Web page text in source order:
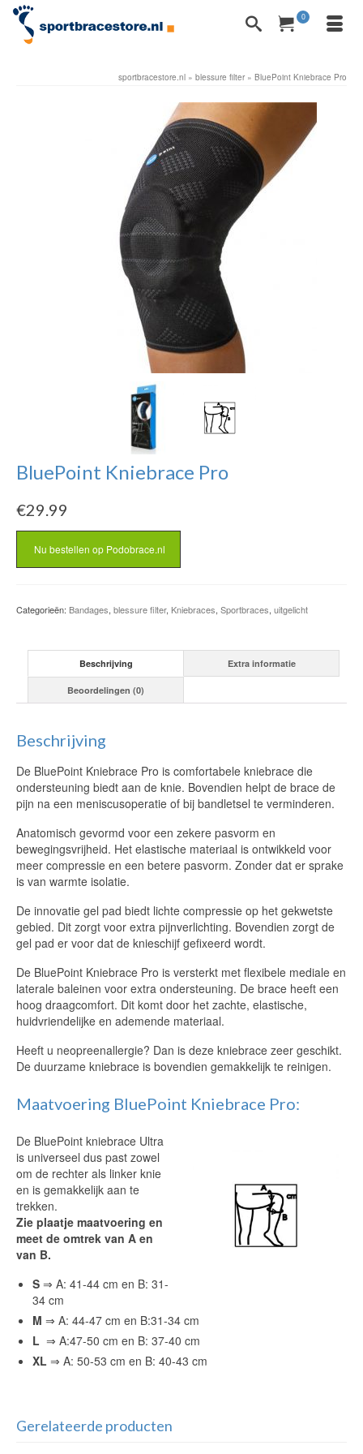
0
sportbracestore.nl » blessure filter » BluePoint Kniebrace Pro
BluePoint Kniebrace Pro
€29.99
Nu bestellen op Podobrace.nl
Categorieën: Bandages, blessure filter, Kniebraces, Sportbraces, uitgelicht
Beschrijving Extra informatie
Beoordelingen (0)
Beschrijving
De BluePoint Kniebrace Pro is comfortabele kniebrace die
ondersteuning biedt aan de knie. Bovendien helpt de brace de
pijn na een meniscusoperatie of bij bandletsel te verminderen.
Anatomisch gevormd voor een zekere pasvorm en
bewegingsvrijheid. Het elastische materiaal is ontwikkeld voor
meer compressie en een betere pasvorm. Zonder dat er sprake
is van warmte isolatie.
De innovatie gel pad biedt lichte compressie op het gekwetste
gebied. Dit zorgt voor extra pijnverlichting. Bovendien zorgt de
gel pad er voor dat de knieschijf gefixeerd wordt.
De BluePoint Kniebrace Pro is versterkt met flexibele mediale en
laterale baleinen voor extra ondersteuning. De brace heeft een
hoog draagcomfort. Dit komt door het zachte, elastische,
huidvriendelijke en ademende materiaal.
Heeft u neopreenallergie? Dan is deze kniebrace zeer geschikt.
De duurzame kniebrace is bovendien gemakkelijk te reinigen.
Maatvoering BluePoint Kniebrace Pro:
De BluePoint kniebrace Ultra
is universeel dus past zowel
om de rechter als linker knie
en is gemakkelijk aan te
trekken.
Zie plaatje maatvoering en
meet de omtrek van A en
van B.
S ⇒ A: 41-44 cm en B: 31-
34 cm
M ⇒ A: 44-47 cm en B:31-34 cm
L ⇒ A:47-50 cm en B: 37-40 cm
XL ⇒ A: 50-53 cm en B: 40-43 cm
Gerelateerde producten